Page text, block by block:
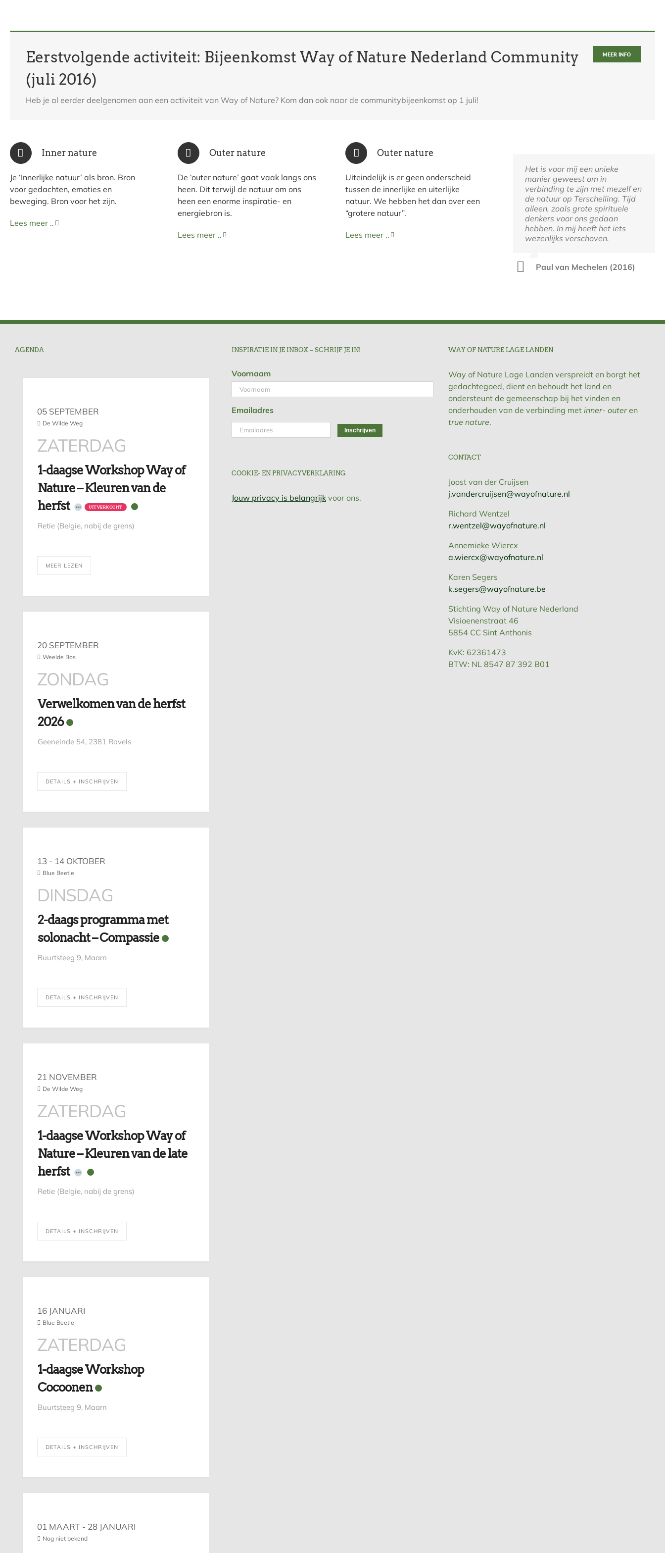
MEER INFO
Eerstvolgende activiteit: Bijeenkomst Way of Nature Nederland Community
(juli 2016)
Heb je al eerder deelgenomen aan een activiteit van Way of Nature? Kom dan ook naar de communitybijeenkomst op 1 juli!
Inner nature
Je ‘Innerlijke natuur’ als bron. Bron
voor gedachten, emoties en
beweging. Bron voor het zijn.
Lees meer ..
Outer nature
De ‘outer nature’ gaat vaak langs ons
heen. Dit terwijl de natuur om ons
heen een enorme inspiratie- en
energiebron is.
Lees meer ..
Outer nature
Uiteindelijk is er geen onderscheid
tussen de innerlijke en uiterlijke
natuur. We hebben het dan over een
“grotere natuur”.
Lees meer ..
Het is voor mij een unieke
manier geweest om in
verbinding te zijn met mezelf en
de natuur op Terschelling. Tijd
alleen, zoals grote spirituele
denkers voor ons gedaan
hebben. In mij heeft het iets
wezenlijks verschoven.
Paul van Mechelen (2016)
Ik heb het als laagdrempelig
ervaren. Erg naturel en
informeel en toch intensief. Het
is al weer een beetje naar de
achtergrond en toch ben ik door
deze dagen weer meer op de
natuur gericht en heb zin om
daar te zijn.
Jeske
Keep up this wonderful spirit.
Dank dat ik erbij mocht zijn!
Regine
AGENDA
05 SEPTEMBER
De Wilde Weg
ZATERDAG
1-daagse Workshop Way of
Nature – Kleuren van de
herfst
UITVERKOCHT
Retie (Belgie, nabij de grens)
MEER LEZEN
20 SEPTEMBER
Weelde Bos
ZONDAG
Verwelkomen van de herfst
2026
Geeneinde 54, 2381 Ravels
DETAILS + INSCHRIJVEN
13 - 14 OKTOBER
Blue Beetle
DINSDAG
2-daags programma met
solonacht – Compassie
Buurtsteeg 9, Maarn
DETAILS + INSCHRIJVEN
21 NOVEMBER
De Wilde Weg
ZATERDAG
1-daagse Workshop Way of
Nature – Kleuren van de late
herfst
Retie (Belgie, nabij de grens)
DETAILS + INSCHRIJVEN
16 JANUARI
Blue Beetle
ZATERDAG
1-daagse Workshop
Cocoonen
Buurtsteeg 9, Maarn
DETAILS + INSCHRIJVEN
01 MAART - 28 JANUARI
Nog niet bekend
INSPIRATIE IN JE INBOX – SCHRIJF JE IN!
Voornaam
Emailadres
COOKIE- EN PRIVACYVERKLARING
Jouw privacy is belangrijk voor ons.
WAY OF NATURE LAGE LANDEN
Way of Nature Lage Landen verspreidt en borgt het
gedachtegoed, dient en behoudt het land en
ondersteunt de gemeenschap bij het vinden en
onderhouden van de verbinding met inner- outeren
true nature.
CONTACT
Joost van der Cruijsen
j.vandercruijsen@wayofnature.nl
Richard Wentzel
r.wentzel@wayofnature.nl
Annemieke Wiercx
a.wiercx@wayofnature.nl
Karen Segers
k.segers@wayofnature.be
Stichting Way of Nature Nederland
Visioenenstraat 46
5854 CC Sint Anthonis
KvK: 62361473
BTW: NL 8547 87 392 B01